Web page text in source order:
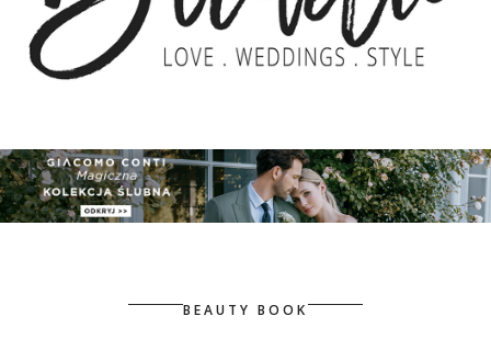
REKLAMA
ADVERTISING
ZGŁOSZENIA
BEAUTY BOOK